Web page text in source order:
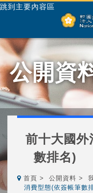
跳到主要內容區
公開資
前十大國外
數排名)
首頁 公開資料
消費型態(依簽帳筆數